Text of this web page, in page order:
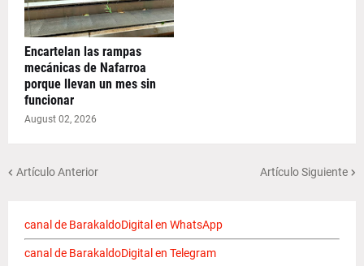
Encartelan las rampas
mecánicas de Nafarroa
porque llevan un mes sin
funcionar
August 02, 2026
Artículo Anterior Artículo Siguiente
canal de BarakaldoDigital en WhatsApp
canal de BarakaldoDigital en Telegram